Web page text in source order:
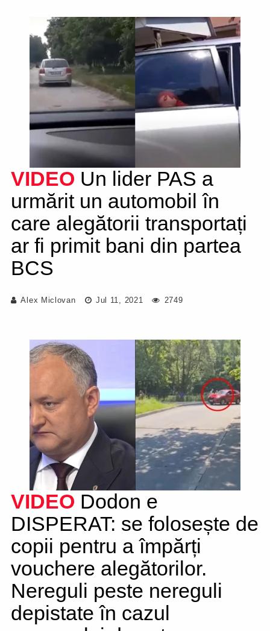
VIDEO Un lider PAS a
urmărit un automobil în
care alegătorii transportați
ar fi primit bani din partea
BCS
Alex Miclovan Jul 11, 2021 2749
VIDEO Dodon e
DISPERAT: se folosește de
copii pentru a împărți
vouchere alegătorilor.
Nereguli peste nereguli
depistate în cazul